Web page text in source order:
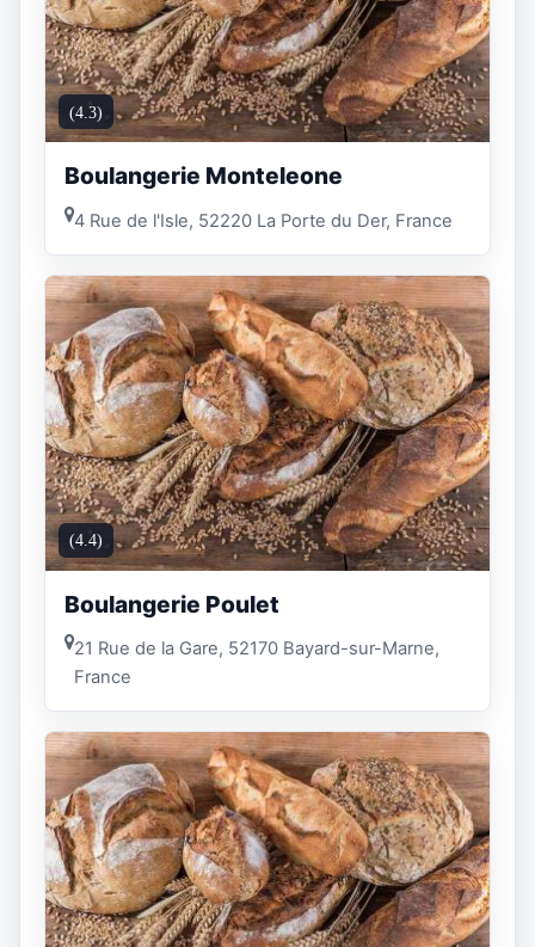
(4.3)
Boulangerie Monteleone
4 Rue de l'Isle, 52220 La Porte du Der, France
(4.4)
Boulangerie Poulet
21 Rue de la Gare, 52170 Bayard-sur-Marne,
France